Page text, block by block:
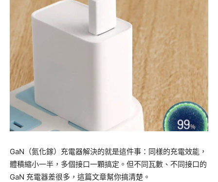
GaN（氮化鎵）充電器解決的就是這件事：同樣的充電效能，
體積縮小一半，多個接口一顆搞定。但不同瓦數、不同接口的
GaN 充電器差很多，這篇文章幫你搞清楚。